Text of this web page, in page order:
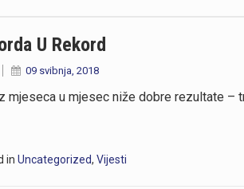
U Rekord
09 svibnja, 2018
mjeseca u mjesec niže dobre rezultate –
in Uncategorized, Vijesti